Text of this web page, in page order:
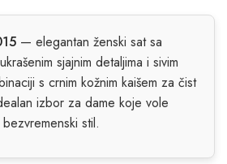
— elegantan ženski sat sa
sjajnim detaljima i sivim
s crnim kožnim kaišem za čist
izbor za dame koje vole
stil.